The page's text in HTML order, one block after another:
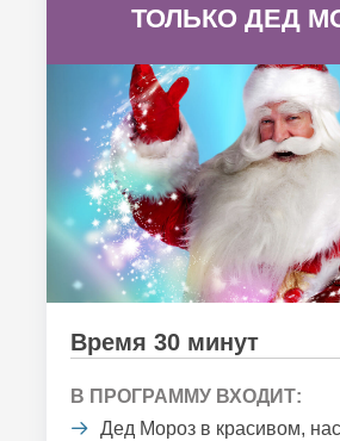
ТОЛЬКО ДЕД
Время 30 минут
В ПРОГРАММУ ВХОДИТ:
Дед Мороз в красивом,